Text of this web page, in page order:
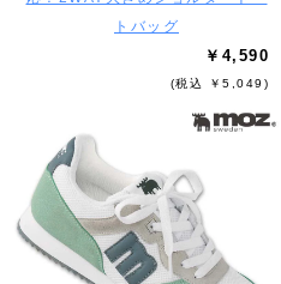
トバッグ
￥4,590
(税込 ￥5,049)